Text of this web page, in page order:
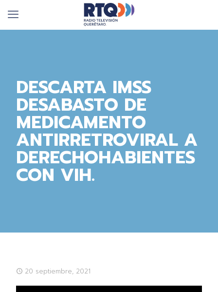
DESCARTA IMSS
DESABASTO DE
MEDICAMENTO
ANTIRRETROVIRAL A
DERECHOHABIENTES
CON VIH.
20 septiembre, 2021